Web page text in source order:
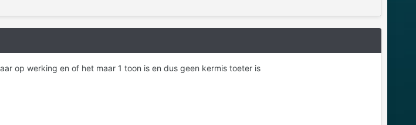
op werking en of het maar 1 toon is en dus geen kermis toeter is